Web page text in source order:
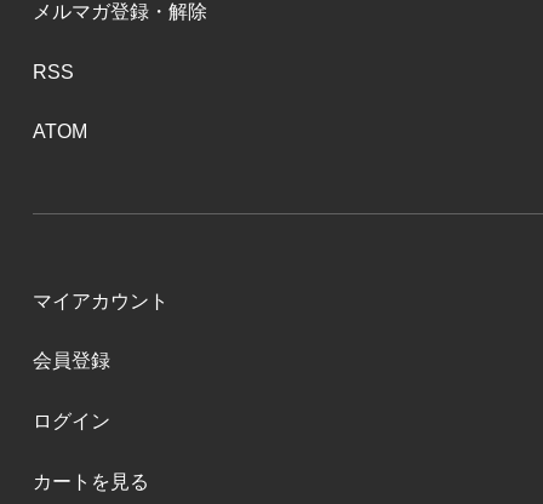
メルマガ登録・解除
RSS
ATOM
マイアカウント
会員登録
ログイン
カートを見る